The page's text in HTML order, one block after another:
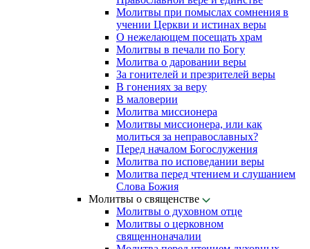
Молитвы при помыслах сомнения в
учении Церкви и истинах веры
О нежелающем посещать храм
Молитвы в печали по Богу
Молитва о даровании веры
За гонителей и презрителей веры
В гонениях за веру
В маловерии
Молитва миссионера
Молитвы миссионера, или как
молиться за неправославных?
Перед началом Богослужения
Молитва по исповедании веры
Молитва перед чтением и слушанием
Слова Божия
Молитвы о священстве
Молитвы о духовном отце
Молитвы о церковном
священноначалии